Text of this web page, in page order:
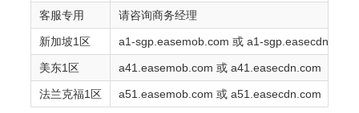
客服专用 请咨询商务经理
新加坡1区 a1-sgp.easemob.com 或 a1-sgp.easecdn.com
美东1区 a41.easemob.com 或 a41.easecdn.com
法兰克福1区 a51.easemob.com 或 a51.easecdn.com